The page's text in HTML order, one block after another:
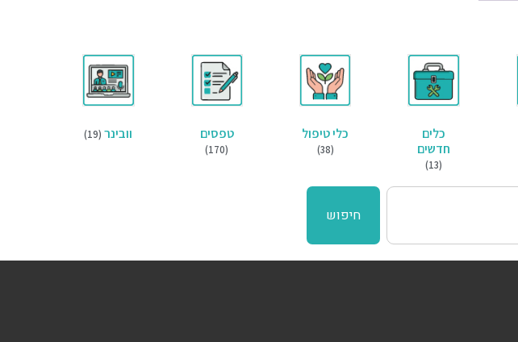
כלים
חדשים
(13)
כלי טיפול
(38)
טפסים
(170)
וובינר (19)
חיפוש